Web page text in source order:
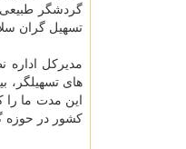
گردشگر طبیعی
تسهیل گران
مدیركل
های تسهیلگر،
این مدت ما را
كشور در حوزه